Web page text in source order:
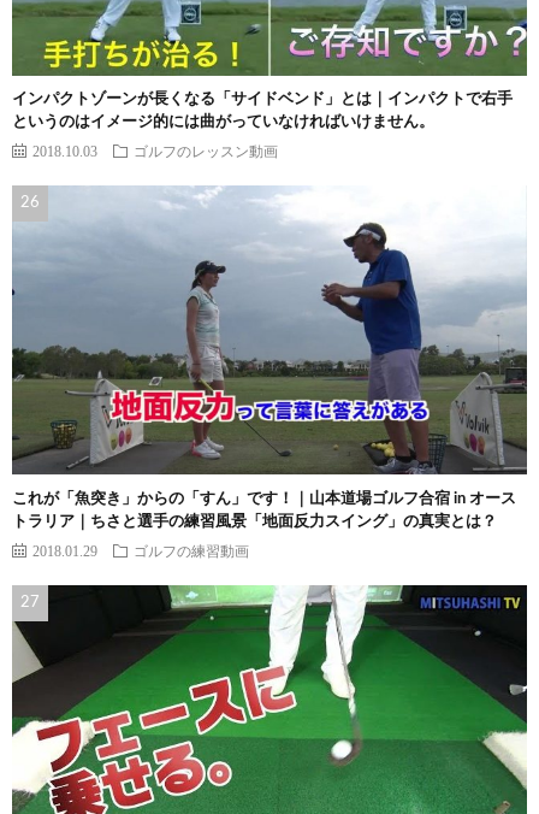
インパクトゾーンが長くなる「サイドベンド」とは｜インパクトで右手
というのはイメージ的には曲がっていなければいけません。
2018.10.03 ゴルフのレッスン動画
これが「魚突き」からの「すん」です！｜山本道場ゴルフ合宿 in オース
トラリア｜ちさと選手の練習風景「地面反力スイング」の真実とは？
2018.01.29 ゴルフの練習動画